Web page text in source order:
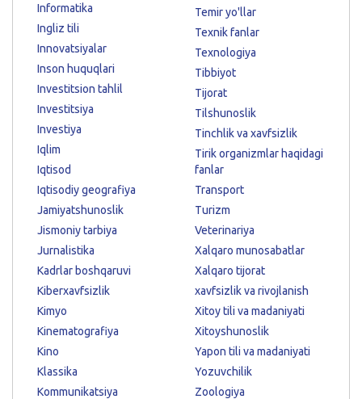
Informatika
Ingliz tili
Innovatsiyalar
Inson huquqlari
Investitsion tahlil
Investitsiya
Investiya
Iqlim
Iqtisod
Iqtisodiy geografiya
Jamiyatshunoslik
Jismoniy tarbiya
Jurnalistika
Kadrlar boshqaruvi
Kiberxavfsizlik
Kimyo
Kinematografiya
Kino
Klassika
Kommunikatsiya
Temir yo'llar
Texnik fanlar
Texnologiya
Tibbiyot
Tijorat
Tilshunoslik
Tinchlik va xavfsizlik
Tirik organizmlar haqidagi
fanlar
Transport
Turizm
Veterinariya
Xalqaro munosabatlar
Xalqaro tijorat
xavfsizlik va rivojlanish
Xitoy tili va madaniyati
Xitoyshunoslik
Yapon tili va madaniyati
Yozuvchilik
Zoologiya